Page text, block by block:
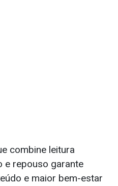
combine leitura
e repouso garante
e maior bem-estar